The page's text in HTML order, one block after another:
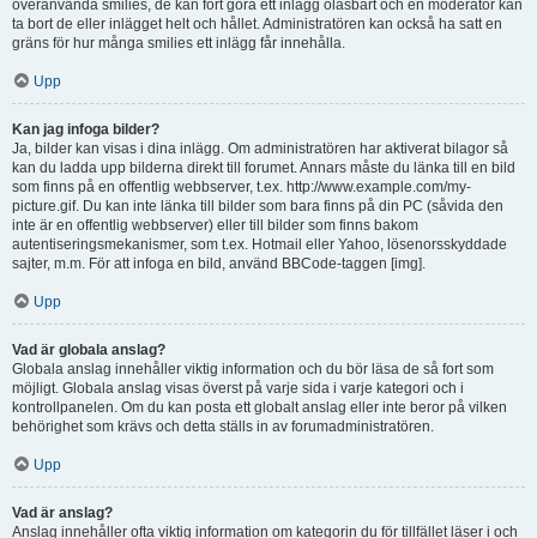
överanvända smilies, de kan fort göra ett inlägg oläsbart och en moderator kan
ta bort de eller inlägget helt och hållet. Administratören kan också ha satt en
gräns för hur många smilies ett inlägg får innehålla.
Upp
Kan jag infoga bilder?
Ja, bilder kan visas i dina inlägg. Om administratören har aktiverat bilagor så
kan du ladda upp bilderna direkt till forumet. Annars måste du länka till en bild
som finns på en offentlig webbserver, t.ex. http://www.example.com/my-
picture.gif. Du kan inte länka till bilder som bara finns på din PC (såvida den
inte är en offentlig webbserver) eller till bilder som finns bakom
autentiseringsmekanismer, som t.ex. Hotmail eller Yahoo, lösenorsskyddade
sajter, m.m. För att infoga en bild, använd BBCode-taggen [img].
Upp
Vad är globala anslag?
Globala anslag innehåller viktig information och du bör läsa de så fort som
möjligt. Globala anslag visas överst på varje sida i varje kategori och i
kontrollpanelen. Om du kan posta ett globalt anslag eller inte beror på vilken
behörighet som krävs och detta ställs in av forumadministratören.
Upp
Vad är anslag?
Anslag innehåller ofta viktig information om kategorin du för tillfället läser i och